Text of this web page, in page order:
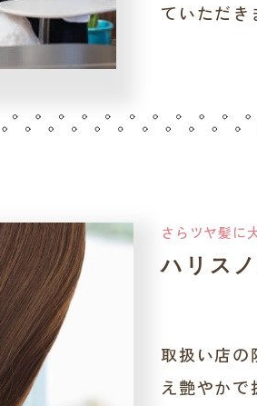
ていただき
さらツヤ髪に
ハリス
取扱い店の
え艶やか